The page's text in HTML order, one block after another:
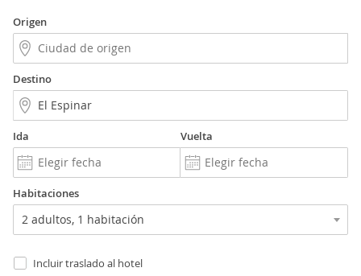
Origen
Destino
Ida Vuelta
Habitaciones
Incluir traslado al hotel